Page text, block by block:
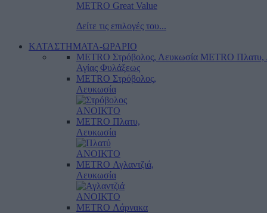
METRO Great Value
Δείτε τις επιλογές του...
ΚΑΤΑΣΤΗΜΑΤΑ-ΩΡΑΡΙΟ
METRO Στρόβολος, Λευκωσία METRO Πλατυ,
Αγίας Φυλάξεως
METRO Στρόβολος,
Λευκωσία
ΑΝΟΙΚΤΟ
METRO Πλατυ,
Λευκωσία
ΑΝΟΙΚΤΟ
METRO Αγλαντζιά,
Λευκωσία
ΑΝΟΙΚΤΟ
METRO Λάρνακα